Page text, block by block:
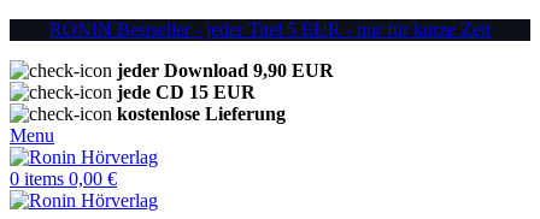
RONIN Bestseller - jeder Titel 5 EUR - nur für kurze Zeit
jeder Download 9,90 EUR
jede CD 15 EUR
kostenlose Lieferung
Menu
0 items 0,00 €